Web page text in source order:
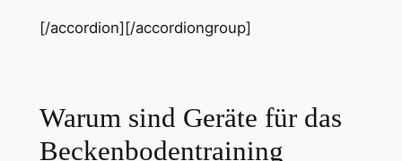
[/accordion][/accordiongroup]
Warum sind Geräte für das
Beckenbodentraining